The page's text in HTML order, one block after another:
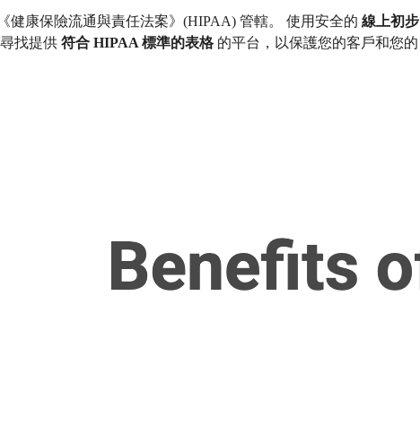
康保險流通與責任法案》(HIPAA) 管轄。 使用安全的 線上初步
找提供 符合 HIPAA 標準的表格 的平台，以保護您的客戶和您的